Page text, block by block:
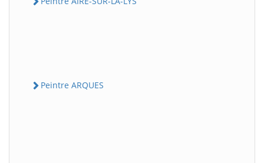
Peintre ARQUES